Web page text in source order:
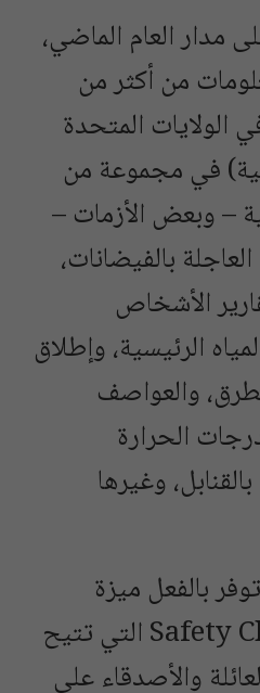
مدار العام الماضي،
من أكثر من
الولايات المتحدة
في مجموعة من
– وبعض الأزمات –
بالفيضانات،
الأشخاص
الرئيسية، وإطلاق
والعواصف
الحرارة
وغيرها
بالفعل ميزة
(فحص الأمان) Safety Check التي تتيح
والأصدقاء على